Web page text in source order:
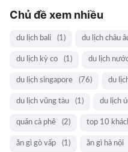
Chủ đề xem nhiều
du lịch bali (1) du lịch châu
du lịch kỳ co (1) du lịch
du lịch singapore (76) du
du lịch vũng tàu (1) du lịch
quán cà phê (2) top 10
ăn gì gò vấp (1) ăn gì hà nội